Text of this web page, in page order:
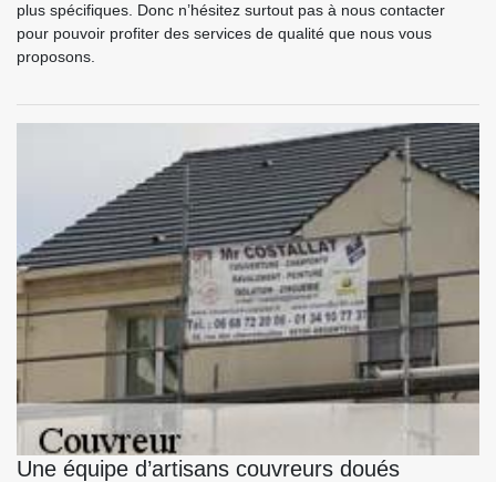
plus spécifiques. Donc n’hésitez surtout pas à nous contacter
pour pouvoir profiter des services de qualité que nous vous
proposons.
Une équipe d’artisans couvreurs doués